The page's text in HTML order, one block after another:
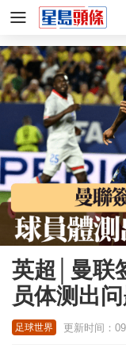
英超│曼联
员体测出
足球世界 更新时间：